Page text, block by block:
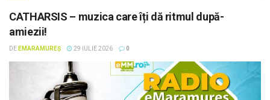
CATHARSIS – muzica care îți dă ritmul după-
amiezii!
DE EMARAMUREȘ 29 IULIE 2026 0